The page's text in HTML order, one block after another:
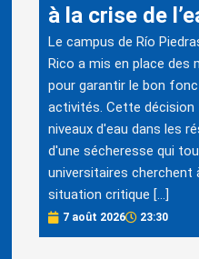
à la crise de
Le campus de Río
Rico a mis en place des
pour garantir le bon
activités. Cette
niveaux d'eau dans les
d'une sécheresse qui
universitaires
situation critique […]
7 août 2026 23:30